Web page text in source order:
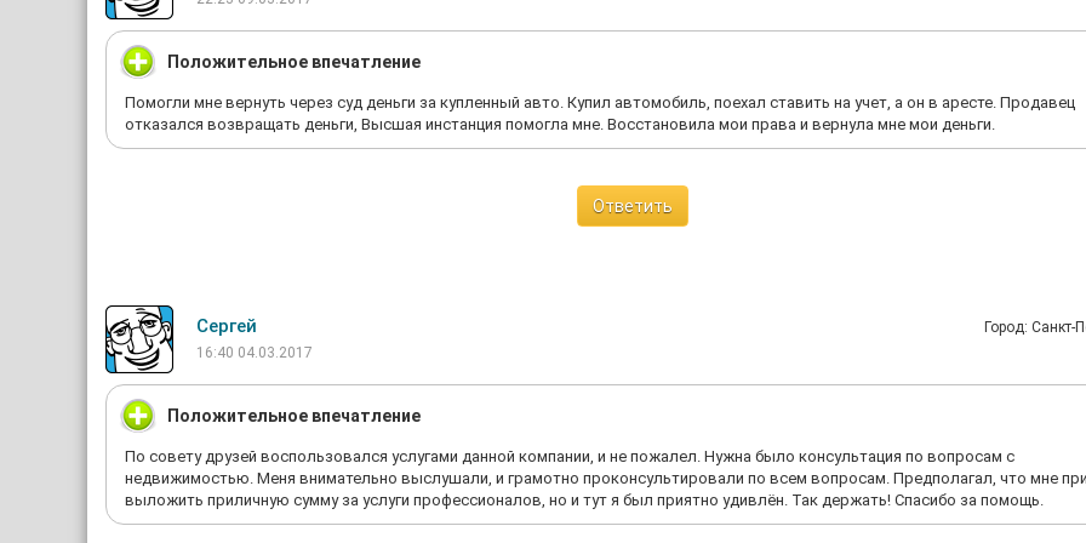
Положительное впечатление
Помогли мне вернуть через суд деньги за купленный авто. Купил автомобиль, поехал ставить на учет, а он в аресте. Продавец
отказался возвращать деньги, Высшая инстанция помогла мне. Восстановила мои права и вернула мне мои деньги.
Ответить
Сергей
Город: Санкт-
16:40 04.03.2017
Положительное впечатление
По совету друзей воспользовался услугами данной компании, и не пожалел. Нужна было консультация по вопросам с
недвижимостью. Меня внимательно выслушали, и грамотно проконсультировали по всем вопросам. Предполагал, что мне
выложить приличную сумму за услуги профессионалов, но и тут я был приятно удивлён. Так держать! Спасибо за помощь.